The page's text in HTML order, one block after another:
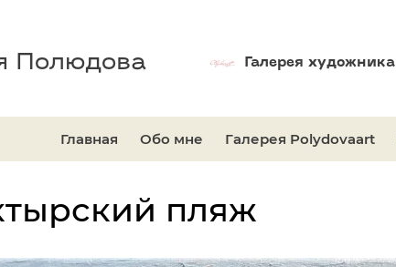
Полюдова Галерея художника
Главная Обо мне Галерея Polydovaart
пляж